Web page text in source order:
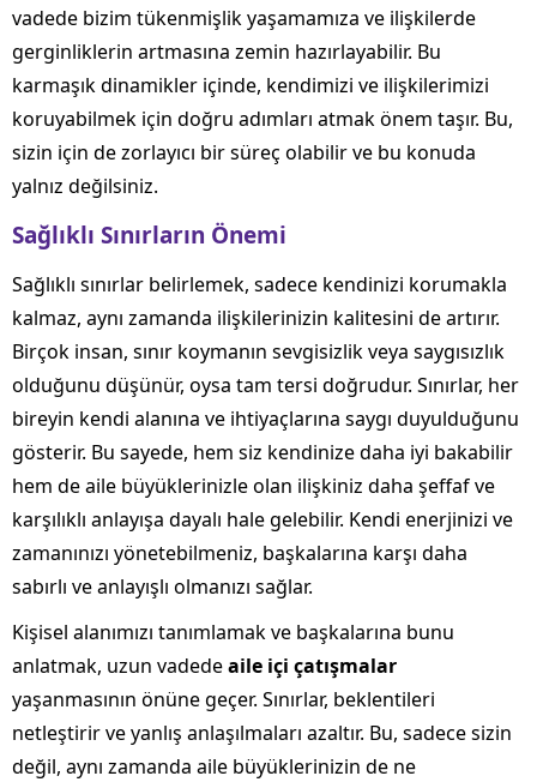
vadede bizim tükenmişlik yaşamamıza ve ilişkilerde
gerginliklerin artmasına zemin hazırlayabilir. Bu
karmaşık dinamikler içinde, kendimizi ve ilişkilerimizi
koruyabilmek için doğru adımları atmak önem taşır. Bu,
sizin için de zorlayıcı bir süreç olabilir ve bu konuda
yalnız değilsiniz.
Sağlıklı Sınırların Önemi
Sağlıklı sınırlar belirlemek, sadece kendinizi korumakla
kalmaz, aynı zamanda ilişkilerinizin kalitesini de artırır.
Birçok insan, sınır koymanın sevgisizlik veya saygısızlık
olduğunu düşünür, oysa tam tersi doğrudur. Sınırlar, her
bireyin kendi alanına ve ihtiyaçlarına saygı duyulduğunu
gösterir. Bu sayede, hem siz kendinize daha iyi bakabilir
hem de aile büyüklerinizle olan ilişkiniz daha şeffaf ve
karşılıklı anlayışa dayalı hale gelebilir. Kendi enerjinizi ve
zamanınızı yönetebilmeniz, başkalarına karşı daha
sabırlı ve anlayışlı olmanızı sağlar.
Kişisel alanımızı tanımlamak ve başkalarına bunu
anlatmak, uzun vadedeaile içi çatışmalar
yaşanmasının önüne geçer. Sınırlar, beklentileri
netleştirir ve yanlış anlaşılmaları azaltır. Bu, sadece sizin
değil, aynı zamanda aile büyüklerinizin de ne